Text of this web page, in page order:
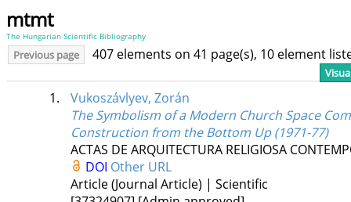
mtmt
The Hungarian Scientific Bibliography
Previous page 407 elements on 41 page(s), 10 element
1.
Vukoszávlyev, Zorán
The Symbolism of a Modern Church Space
Construction from the Bottom Up (1971-77)
ACTAS DE ARQUITECTURA RELIGIOSA
DOI Other URL
Article (Journal Article) | Scientific